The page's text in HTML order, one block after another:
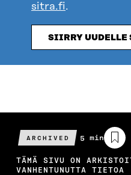
sitra.fi.
SIIRRY UUDELLE
ARCHIVED
Arvioitu
lukuaika
5 min
TÄMÄ SIVU ON
VANHENTUNUTTA TIETOA